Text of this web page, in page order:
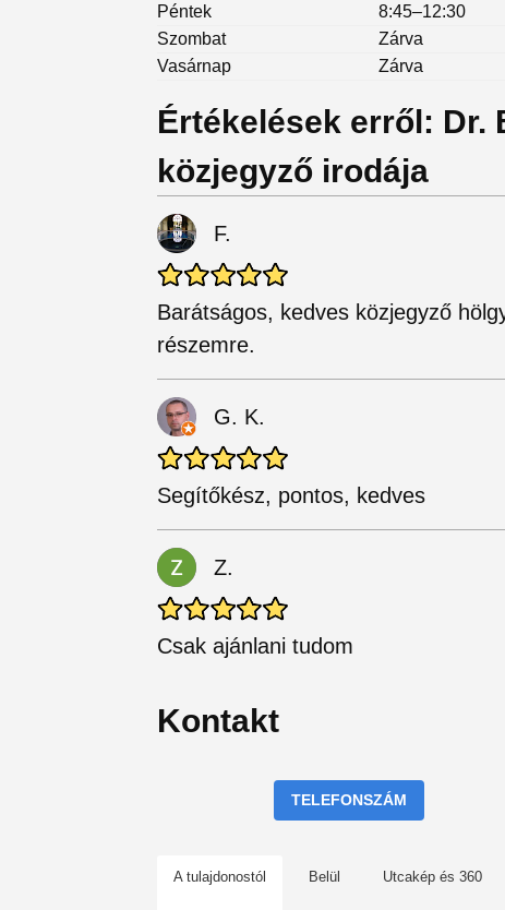
Péntek
8:45–12:30
Szombat
Zárva
Vasárnap
Zárva
Értékelések erről: Dr.
közjegyző irodája
F.
Barátságos, kedves közjegyző
részemre.
G. K.
Segítőkész, pontos, kedves
Z.
Csak ajánlani tudom
Kontakt
TELEFONSZÁM
A tulajdonostól Belül Utcakép és 360